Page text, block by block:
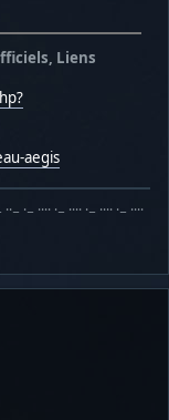
Liens
aegis
···· ·− ···· ·− ···· ·− ····